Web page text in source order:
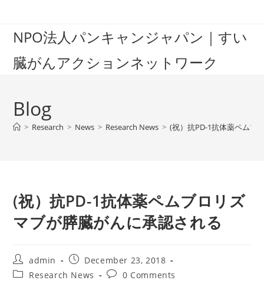
contentNPO法人パンキャンジャパン｜すい
臓がんアクションネットワーク
Blog
> Research > News > Research News > (祝）抗PD-1抗体薬ペムブ
(祝）抗PD-1抗体薬ペムブロリズ
マブが膵臓がんに承認される
Post
author:
admin
Post
published:
December 23, 2018
PostResearch News
Post0 Comments